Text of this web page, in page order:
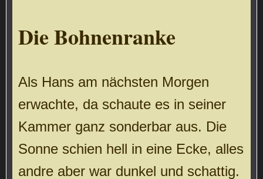
Die Bohnenranke
Als Hans am nächsten Morgen
erwachte, da schaute es in seiner
Kammer ganz sonderbar aus. Die
Sonne schien hell in eine Ecke, alles
andre aber war dunkel und schattig.